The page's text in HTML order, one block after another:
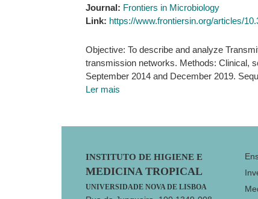
Journal: Frontiers in Microbiology
Link: https://www.frontiersin.org/articles/
Objective: To describe and analyze
transmission networks. Methods: Clinical,
September 2014 and December 2019.
Ler mais
Footer
INSTITUTO DE HIGIENE E
MEDICINA TROPICAL
UNIVERSIDADE NOVA DE LISBOA